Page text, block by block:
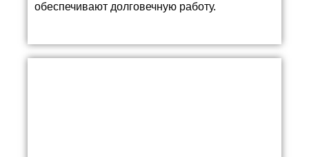
обеспечивают долговечную работу.